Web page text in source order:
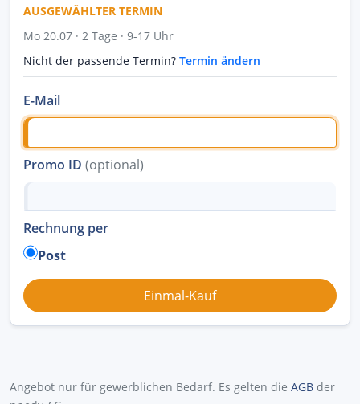
AUSGEWÄHLTER TERMIN
Mo 20.07 · 2 Tage · 9-17 Uhr
Nicht der passende Termin? Termin ändern
E-Mail
Promo ID (optional)
Rechnung per
Post
Angebot nur für gewerblichen Bedarf. Es gelten die AGB der